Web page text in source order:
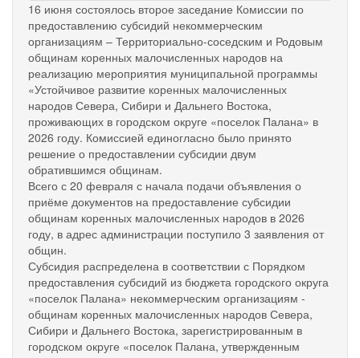
16 июня состоялось второе заседание Комиссии по
предоставлению субсидий некоммерческим
организациям – Территориально-соседским и Родовым
общинам коренных малочисленных народов на
реализацию мероприятия муниципальной программы
«Устойчивое развитие коренных малочисленных
народов Севера, Сибири и Дальнего Востока,
проживающих в городском округе «поселок Палана» в
2026 году. Комиссией единогласно было принято
решение о предоставлении субсидии двум
обратившимся общинам.
Всего с 20 февраля с начала подачи объявления о
приёме документов на предоставление субсидии
общинам коренных малочисленных народов в 2026
году, в адрес администрации поступило 3 заявления от
общин.
Субсидия распределена в соответствии с Порядком
предоставления субсидий из бюджета городского округа
«поселок Палана» некоммерческим организациям -
общинам коренных малочисленных народов Севера,
Сибири и Дальнего Востока, зарегистрированным в
городском округе «поселок Палана, утвержденным